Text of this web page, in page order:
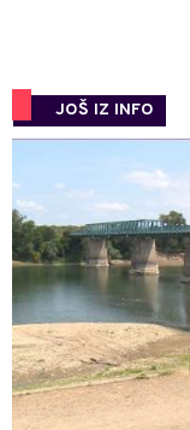
JOŠ IZ INFO